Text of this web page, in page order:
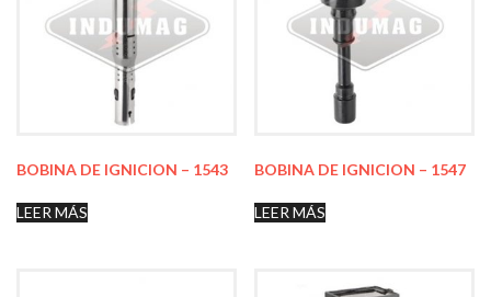
BOBINA DE IGNICION – 1543
LEER MÁS
BOBINA DE IGNICION – 1547
LEER MÁS